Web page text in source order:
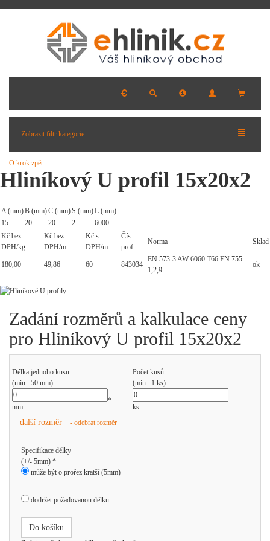
Zobrazit filtr kategorie
O krok zpět
Hliníkový U profil 15x20x2
A (mm)B (mm)C (mm)S (mm)L (mm)
15
20 20 2
6000
Kč bez
DPH/kg
Kč bez
DPH/m
Kč s
DPH/m
Čís.
prof.
Norma Sklad
180,00 49,86 60 843034
EN 573-3 AW 6060 T66 EN 755-
1,2,9
ok
Zadání rozměrů a kalkulace ceny
pro Hliníkový U profil 15x20x2
Délka jednoho kusu
(min.: 50 mm)
Počet kusů
(min.: 1 ks)
mm
*
ks
další rozměr - odebrat rozměr
Specifikace délky
(+/- 5mm) *
může být o prořez kratší (5mm)
dodržet požadovanou délku
Do košíku